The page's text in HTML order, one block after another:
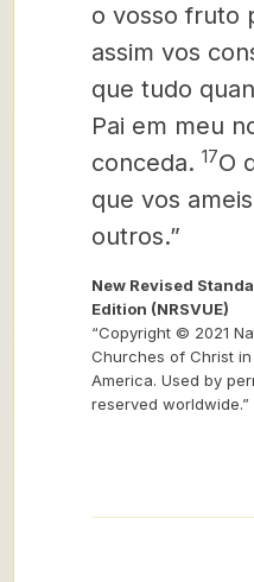
o vosso fruto
assim vos
que tudo
Pai em meu
conceda. 17O
que vos
outros.”
New Revised
Edition (NRSVUE)
“Copyright © 2021
Churches of Christ
America. Used by
reserved worldwide.”